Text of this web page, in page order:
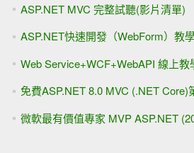
ASP.NET MVC 完整試聽(影片清單)
ASP.NET快速開發（WebForm）教
Web Service+WCF+WebAPI 線上教
免費ASP.NET 8.0 MVC (.NET Core)
微軟最有價值專家 MVP ASP.NET